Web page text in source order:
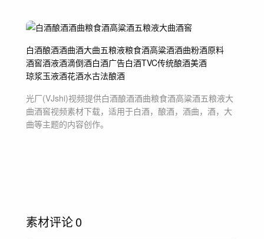
白酒酿酒酒曲酒大曲五粮液粮食酒高粱酒酒曲粉酒原料
酒窖酒液酒滴倒酒白酒广告白酒TVC传统酿酒美酒
琼浆玉液酒花酒水古法酿酒
光厂(VJshi)视频提供白酒酿酒酒曲粮食酒高粱酒五粮液大
曲酒窖视频素材下载，适用于白酒，酿酒，酒曲，酒，大
曲等主题的内容创作。
素材评论0